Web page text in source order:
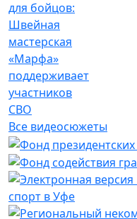
для бойцов:
Швейная
мастерская
«Марфа»
поддерживает
участников
СВО
Все видеосюжеты